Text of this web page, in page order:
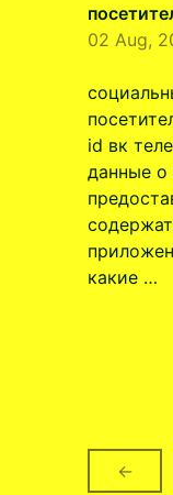
02 Aug,
id вк
данные о
какие …
←